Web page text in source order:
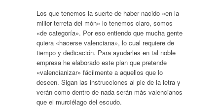
Los que tenemos la suerte de haber nacido «en la
millor terreta del món» lo tenemos claro, somos
«de categoría». Por eso entiendo que mucha gente
quiera «hacerse valenciana», lo cual requiere de
tiempo y dedicación. Para ayudarles en tal noble
empresa he elaborado este plan que pretende
«valencianizar» fácilmente a aquellos que lo
deseen. Sigan las instrucciones al pie de la letra y
verán como dentro de nada serán más valencianos
que el murciélago del escudo.